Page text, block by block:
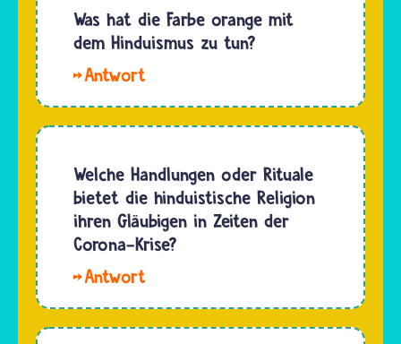
und
Alaknanda
im
Gebirge…
hängt
mit der
der
Götter
zusammen:
Überlieferung
dauert
ein
Götter-
Tag ein…
Was hat die Farbe orange mit
dem Hinduismus zu tun?
Orange
nur
religiöse
Bedeutung
für den
sondern
ist auch
für die
Welche Handlungen oder Rituale
bietet die hinduistische Religion
ihren Gläubigen in Zeiten der
Corona-Krise?
manche